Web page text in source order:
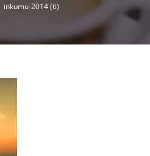
inkumu-2014 (6)